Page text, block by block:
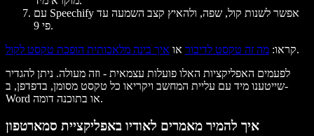
עם Speechify אפשר לשנות קול, שפה, ולהאיץ קצב השמעה עד
פי 9.
קראו: מה זה טקסט לדיבור או איך בינה מלאכותית הופכת טקסט לקול
.
לפעמים האפליקציות האלו פועלות עצמאית - וזה מעולה. ניתן להגדיר
שייטענו מיד עם עליית המחשב ויקריאו כל טקסט מסומן, בדפדפן, ב-
Word או בתוכנה דומה.
איך להמיר מאמרים לאודיו באפליקציית סמארטפון